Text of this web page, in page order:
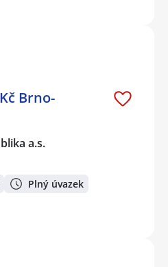
Brno-
a.s.
Plný úvazek